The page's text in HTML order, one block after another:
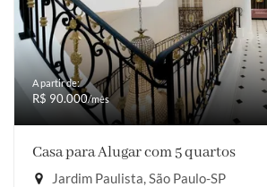
A partir de:
R$ 90.000/mês
Casa para Alugar com 5 quartos
Jardim Paulista, São Paulo-SP